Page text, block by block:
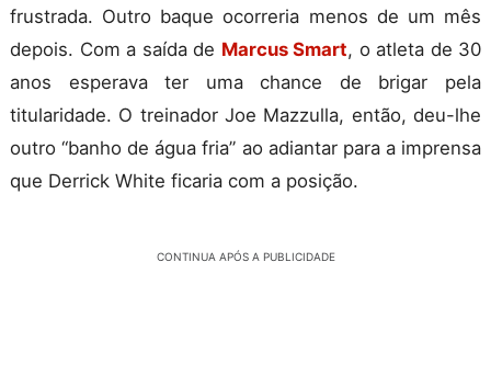
frustrada. Outro baque ocorreria menos de um mês
depois. Com a saída de Marcus Smart, o atleta de 30
anos esperava ter uma chance de brigar pela
titularidade. O treinador Joe Mazzulla, então, deu-lhe
outro “banho de água fria” ao adiantar para a imprensa
que Derrick White ficaria com a posição.
CONTINUA APÓS A PUBLICIDADE